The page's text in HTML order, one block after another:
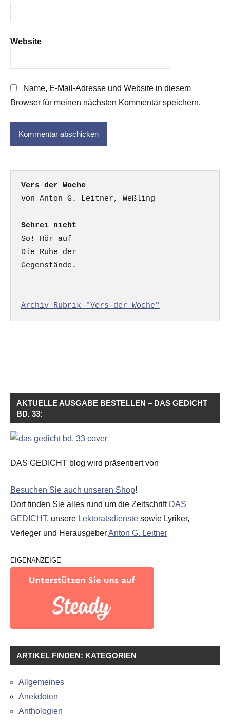
Website
Name, E-Mail-Adresse und Website in diesem
Browser für meinen nächsten Kommentar speichern.
Vers der Woche
Schrei nicht
So! Hör auf
Die Ruhe der
Gegenstände.
Archiv Rubrik "Vers der Woche"
AKTUELLE AUSGABE BESTELLEN – DAS GEDICHT
BD. 33:
DAS GEDICHT blog wird präsentiert von
Besuchen Sie auch unseren Shop!
Dort finden Sie alles rund um die Zeitschrift DAS
GEDICHT, unsere Lektoratsdienste sowie Lyriker,
Verleger und HerausgeberAnton G. Leitner
EIGENANZEIGE
ARTIKEL FINDEN: KATEGORIEN
Allgemeines
Anekdoten
Anthologien